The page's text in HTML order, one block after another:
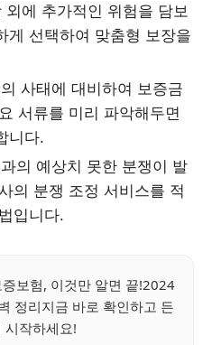
외에 추가적인 위험을 담보
게 선택하여 맞춤형 보장을
사태에 대비하여 보증금
서류를 미리 파악해두면
니다.
의 예상치 못한 분쟁이 발
의 분쟁 조정 서비스를 적
입니다.
증보험, 이것만 알면 끝!2024
정리지금 바로 확인하고 든
시작하세요!